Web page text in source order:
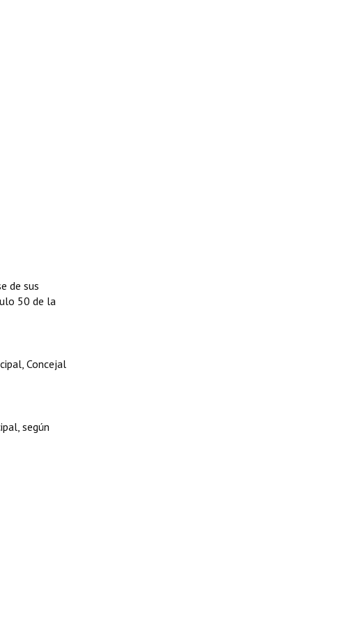
de sus
50 de la
Concejal
según